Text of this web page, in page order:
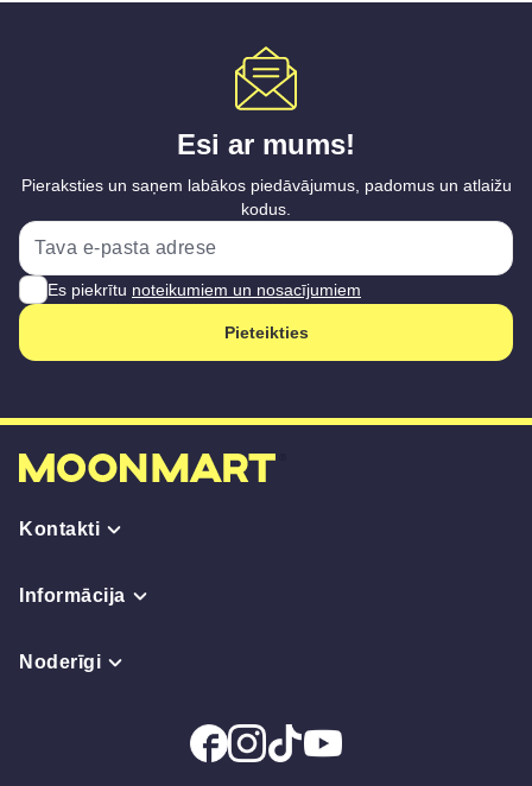
Esi ar mums!
Pieraksties un saņem labākos piedāvājumus, padomus un atlaižu
kodus.
Es piekrītu noteikumiem un nosacījumiem
Pieteikties
Kontakti
Informācija
Noderīgi